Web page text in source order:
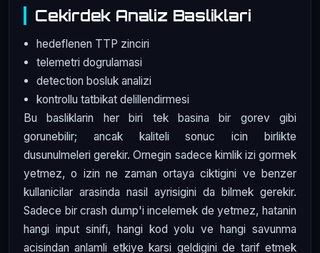
Cekirdek Analiz Basliklari
hedeflenen TTP zinciri
telemetri dogrulamasi
detection bosluk analizi
kontrollu tatbikat delillendirmesi
Bu basliklarin her biri tek basina bir gorev gibi
gorunebilir; ancak kaliteli sonuc icin birlikte
dusunulmeleri gerekir. Ornegin sadece kimlik izi gormek
yetmez, o izin ne zaman ortaya ciktigini ve benzer
kullanicilar arasinda nasil ayrisigini da bilmek gerekir.
Sadece bir crash dump'i incelemek de yetmez, hatanin
hangi input sinifi, hangi kod yolu ve hangi savunma
acisindan anlamli etkiye karsi geldigini de tarif etmek